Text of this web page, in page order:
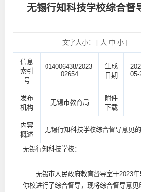
无锡行知科技学校综合督
文字大小： [ 大 中 小]
信息
索引
号
014006438/2023-
02654
生成
日期
05-
发布
机构
无锡市教育局
附件
下载
内容
概述
无锡行知科技学校综合督导意见
无锡行知科技学校：
无锡市人民政府教育督导室于2023年
你校进行了综合督导，现将综合督导意见